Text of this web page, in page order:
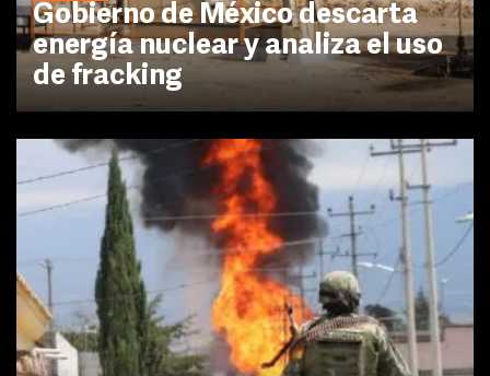
Gobierno de México descarta
energía nuclear y analiza el uso
de fracking